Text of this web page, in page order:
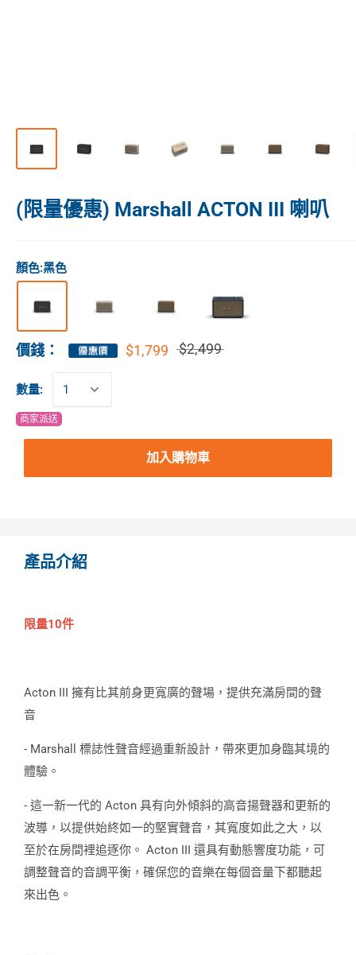
(限量優惠) Marshall ACTON III 喇叭
顏色:黑色
價錢： $1,799 $2,499
數量:
商家派送
加入購物車
產品介紹
限量10件
Acton III 擁有比其前身更寬廣的聲場，提供充滿房間的聲
音
- Marshall 標誌性聲音經過重新設計，帶來更加身臨其境的
體驗。
- 這一新一代的 Acton 具有向外傾斜的高音揚聲器和更新的
波導，以提供始終如一的堅實聲音，其寬度如此之大，以
至於在房間裡追逐你。 Acton III 還具有動態響度功能，可
調整聲音的音調平衡，確保您的音樂在每個音量下都聽起
來出色。